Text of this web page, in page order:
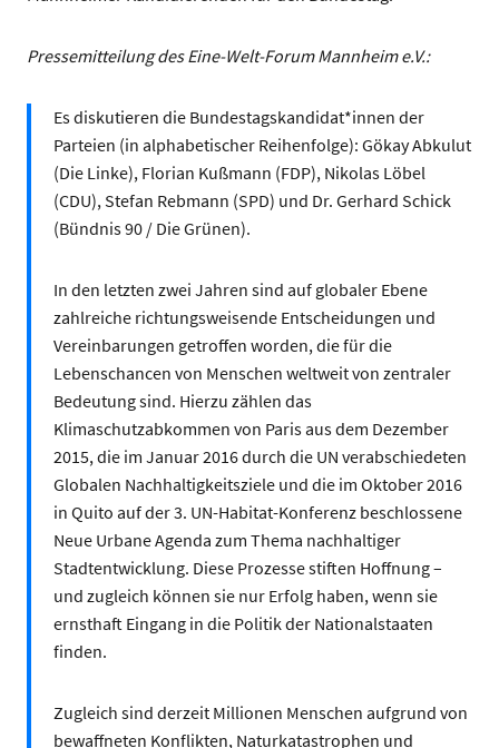
Pressemitteilung des Eine-Welt-Forum Mannheim e.V.:
Es diskutieren die Bundestagskandidat*innen der
Parteien (in alphabetischer Reihenfolge): Gökay Abkulut
(Die Linke), Florian Kußmann (FDP), Nikolas Löbel
(CDU), Stefan Rebmann (SPD) und Dr. Gerhard Schick
(Bündnis 90 / Die Grünen).
In den letzten zwei Jahren sind auf globaler Ebene
zahlreiche richtungsweisende Entscheidungen und
Vereinbarungen getroffen worden, die für die
Lebenschancen von Menschen weltweit von zentraler
Bedeutung sind. Hierzu zählen das
Klimaschutzabkommen von Paris aus dem Dezember
2015, die im Januar 2016 durch die UN verabschiedeten
Globalen Nachhaltigkeitsziele und die im Oktober 2016
in Quito auf der 3. UN-Habitat-Konferenz beschlossene
Neue Urbane Agenda zum Thema nachhaltiger
Stadtentwicklung. Diese Prozesse stiften Hoffnung –
und zugleich können sie nur Erfolg haben, wenn sie
ernsthaft Eingang in die Politik der Nationalstaaten
finden.
Zugleich sind derzeit Millionen Menschen aufgrund von
bewaffneten Konflikten, Naturkatastrophen und